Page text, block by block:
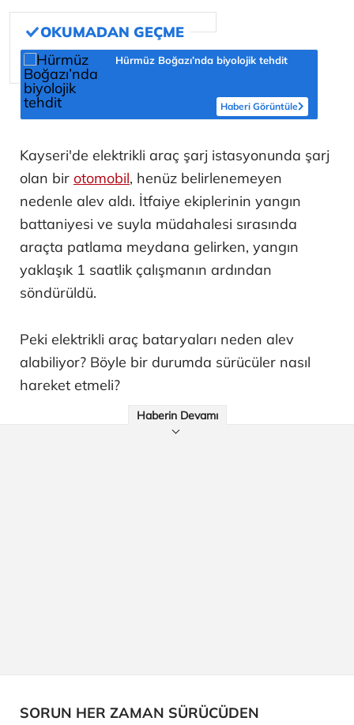
Hürmüz Boğazı’nda biyolojik tehdit
Haberi Görüntüle
Kayseri'de elektrikli araç şarj istasyonunda şarj
olan bir otomobil, henüz belirlenemeyen
nedenle alev aldı. İtfaiye ekiplerinin yangın
battaniyesi ve suyla müdahalesi sırasında
araçta patlama meydana gelirken, yangın
yaklaşık 1 saatlik çalışmanın ardından
söndürüldü.
Peki elektrikli araç bataryaları neden alev
alabiliyor? Böyle bir durumda sürücüler nasıl
hareket etmeli?
Haberin Devamı
SORUN HER ZAMAN SÜRÜCÜDEN